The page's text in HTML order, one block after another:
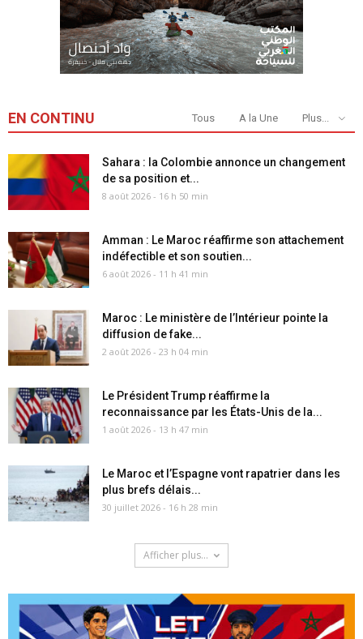
EN CONTINU Tous A la Une Plus...
Sahara : la Colombie annonce un changement
de sa position et...
8 août 2026 - 16 h 50 min
Amman : Le Maroc réaffirme son attachement
indéfectible et son soutien...
6 août 2026 - 11 h 41 min
Maroc : Le ministère de l’Intérieur pointe la
diffusion de fake...
2 août 2026 - 23 h 04 min
Le Président Trump réaffirme la
reconnaissance par les États-Unis de la...
1 août 2026 - 13 h 47 min
Le Maroc et l’Espagne vont rapatrier dans les
plus brefs délais...
30 juillet 2026 - 16 h 28 min
Afficher plus...